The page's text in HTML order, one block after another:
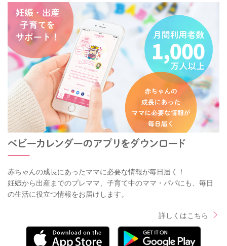
赤ちゃんの成長にあったママに必要な情報が毎日届く！
妊娠から出産までのプレママ、子育て中のママ・パパにも、毎日
の生活に役立つ情報をお届けします。
詳しくはこちら